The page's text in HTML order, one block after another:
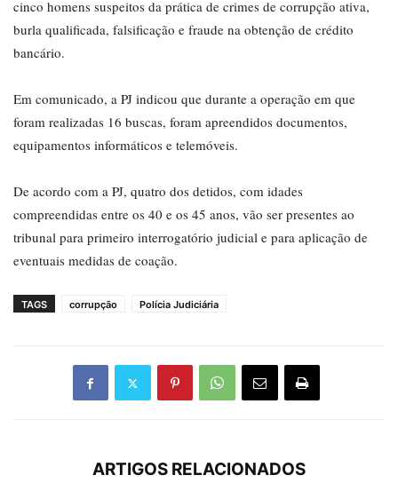
cinco homens suspeitos da prática de crimes de corrupção ativa,
burla qualificada, falsificação e fraude na obtenção de crédito
bancário.
Em comunicado, a PJ indicou que durante a operação em que
foram realizadas 16 buscas, foram apreendidos documentos,
equipamentos informáticos e telemóveis.
De acordo com a PJ, quatro dos detidos, com idades
compreendidas entre os 40 e os 45 anos, vão ser presentes ao
tribunal para primeiro interrogatório judicial e para aplicação de
eventuais medidas de coação.
TAGS corrupção Polícia Judiciária
ARTIGOS RELACIONADOS